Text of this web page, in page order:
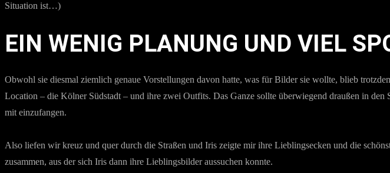
Situation ist…)
EIN WENIG PLANUNG UND VIEL
Obwohl sie diesmal ziemlich genaue Vorstellungen davon hatte, was für Bilder sie wollte, blieb
Location – die Kölner Südstadt – und ihre zwei Outfits. Das Ganze sollte überwiegend draußen in
mit einzufangen.
Also liefen wir kreuz und quer durch die Straßen und Iris zeigte mir ihre Lieblingsecken und die
zusammen, aus der sich Iris dann ihre Lieblingsbilder aussuchen konnte.